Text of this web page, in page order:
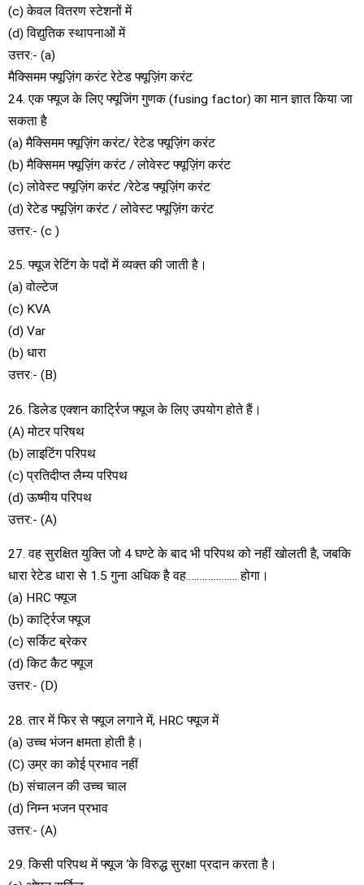
(c) केवल वितरण स्टेशनों में
(d) विद्युतिक स्थापनाओं में
उत्तर:- (a)
मैक्सिमम फ्यूज़िंग करंट रेटेड फ्यूज़िंग करंट
24. एक फ्यूज के लिए फ्यूजिंग गुणक (fusing factor) का मान ज्ञात किया जा
सकता है
(a) मैक्सिमम फ्यूज़िंग करंट/ रेटेड फ्यूज़िंग करंट
(b) मैक्सिमम फ्यूज़िंग करंट / लोवेस्ट फ्यूज़िंग करंट
(c) लोवेस्ट फ्यूज़िंग करंट /रेटेड फ्यूज़िंग करंट
(d) रेटेड फ्यूज़िंग करंट / लोवेस्ट फ्यूज़िंग करंट
उत्तर:- (c )
25. फ्यूज रेटिंग के पदों में व्यक्त की जाती है।
(a) वोल्टेज
(c) KVA
(d) Var
(b) धारा
उत्तर:- (B)
26. डिलेड एक्शन कार्ट्रिज फ्यूज के लिए उपयोग होते हैं।
(A) मोटर परिषथ
(b) लाइटिंग परिपथ
(c) प्रतिदीप्त लैम्य परिपथ
(d) ऊष्मीय परिपथ
उत्तर:- (A)
27. वह सुरक्षित युक्ति जो 4 घण्टे के बाद भी परिपथ को नहीं खोलती है, जबकि
धारा रेटेड धारा से 1.5 गुना अधिक है वह………………. होगा।
(a) HRC फ्यूज
(b) कार्ट्रिज फ्यूज
(c) सर्किट ब्रेकर
(d) किट कैट फ्यूज
उत्तर:- (D)
28. तार में फिर से फ्यूज लगाने में, HRC फ्यूज में
(a) उच्च भंजन क्षमता होती है।
(C) उम्र का कोई प्रभाव नहीं
(b) संचालन की उच्च चाल
(d) निम्न भजन प्रभाव
उत्तर:- (A)
29. किसी परिपथ में फ्यूज ‘के विरुद्ध सुरक्षा प्रदान करता है।